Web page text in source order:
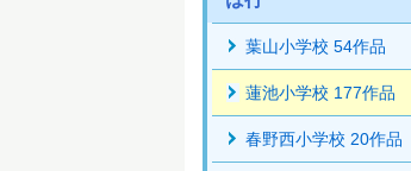
葉山小学校 54作品
蓮池小学校 177作品
春野西小学校 20作品